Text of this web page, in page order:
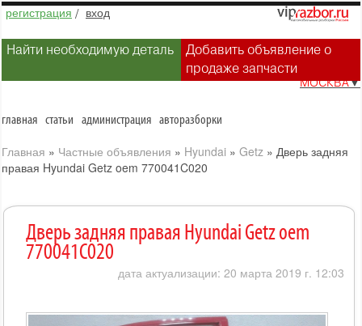
регистрация / вход
Найти необходимую деталь
Добавить объявление о
продаже запчасти
МОСКВА▼
главная статьи администрация авторазборки
Главная » Частные объявления » Hyundai » Getz » Дверь задняя
правая Hyundai Getz oem 770041C020
Дверь задняя правая Hyundai Getz oem
770041C020
дата актуализации: 20 марта 2019 г. 12:03